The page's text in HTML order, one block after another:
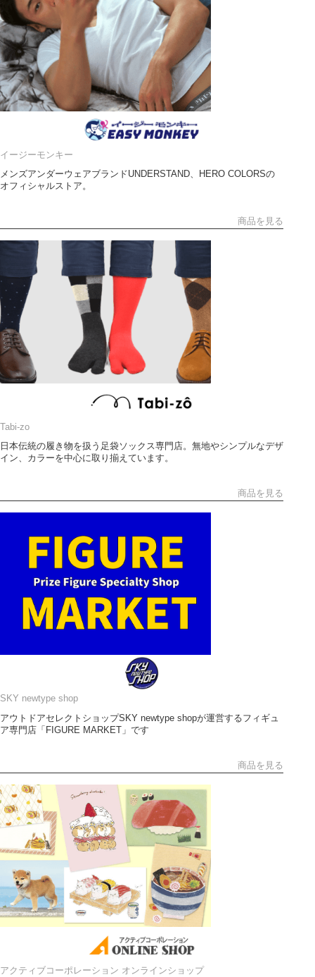
イージーモンキー
メンズアンダーウェアブランドUNDERSTAND、HERO COLORSの
オフィシャルストア。
商品を見る
Tabi-zo
日本伝統の履き物を扱う足袋ソックス専門店。無地やシンプルなデザ
イン、カラーを中心に取り揃えています。
商品を見る
SKY newtype shop
アウトドアセレクトショップSKY newtype shopが運営するフィギュ
ア専門店「FIGURE MARKET」です
商品を見る
アクティブコーポレーション オンラインショップ